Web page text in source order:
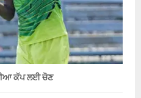
ਕੱਪ ਲਈ ਚੋਣ